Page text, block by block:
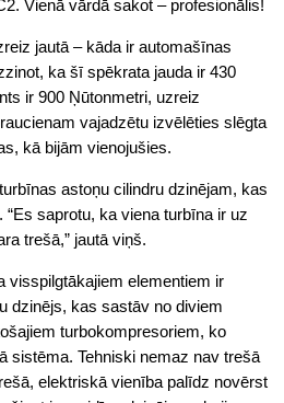
Vienā vārdā sakot – profesionālis!
jautā – kāda ir automašīnas
ka šī spēkrata jauda ir 430
ir 900 Ņūtonmetri, uzreiz
vajadzētu izvēlēties slēgta
kā bijām vienojušies.
astoņu cilindru dzinējam, kas
saprotu, ka viena turbīna ir uz
trešā,” jautā viņš.
visspilgtākajiem elementiem ir
dzinējs, kas sastāv no diviem
turbokompresoriem, ko
sistēma. Tehniski nemaz nav trešā
elektriskā vienība palīdz novērst